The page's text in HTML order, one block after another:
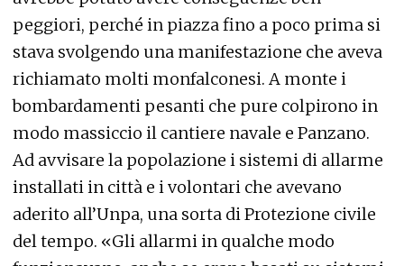
peggiori, perché in piazza fino a poco prima si
stava svolgendo una manifestazione che aveva
richiamato molti monfalconesi. A monte i
bombardamenti pesanti che pure colpirono in
modo massiccio il cantiere navale e Panzano.
Ad avvisare la popolazione i sistemi di allarme
installati in città e i volontari che avevano
aderito all’Unpa, una sorta di Protezione civile
del tempo. «Gli allarmi in qualche modo